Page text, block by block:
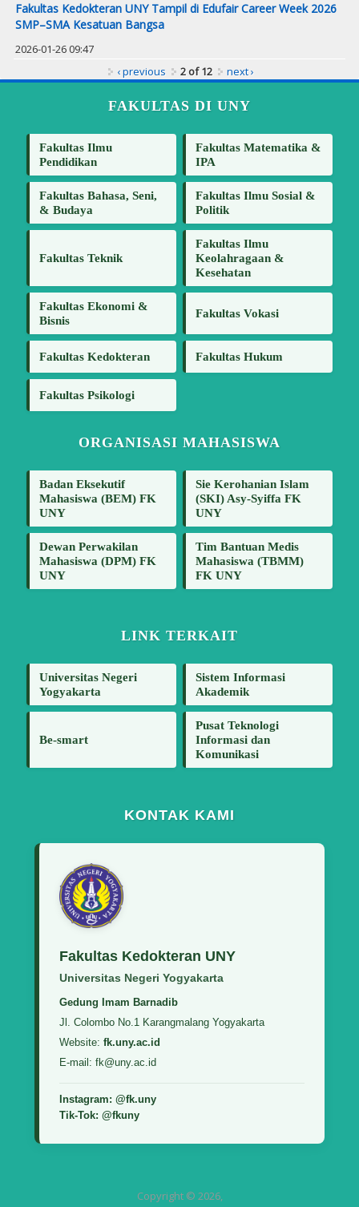
Fakultas Kedokteran UNY Tampil di Edufair Career Week 2026
SMP–SMA Kesatuan Bangsa
2026-01-26 09:47
‹ previous
2 of 12 next ›
FAKULTAS DI UNY
Fakultas Ilmu
Pendidikan
Fakultas Matematika &
IPA
Fakultas Bahasa, Seni,
& Budaya
Fakultas Ilmu Sosial &
Politik
Fakultas Teknik
Fakultas Ilmu
Keolahragaan &
Kesehatan
Fakultas Ekonomi &
Bisnis
Fakultas Vokasi
Fakultas Kedokteran Fakultas Hukum
Fakultas Psikologi
ORGANISASI MAHASISWA
Badan Eksekutif
Mahasiswa (BEM) FK
UNY
Sie Kerohanian Islam
(SKI) Asy-Syiffa FK
UNY
Dewan Perwakilan
Mahasiswa (DPM) FK
UNY
Tim Bantuan Medis
Mahasiswa (TBMM)
FK UNY
LINK TERKAIT
Universitas Negeri
Yogyakarta
Sistem Informasi
Akademik
Be-smart
Pusat Teknologi
Informasi dan
Komunikasi
KONTAK KAMI
Fakultas Kedokteran UNY
Universitas Negeri Yogyakarta
Gedung Imam Barnadib
Jl. Colombo No.1 Karangmalang Yogyakarta
Website:fk.uny.ac.id
E-mail: fk@uny.ac.id
Instagram: @fk.uny
Tik-Tok: @fkuny
Copyright © 2026,